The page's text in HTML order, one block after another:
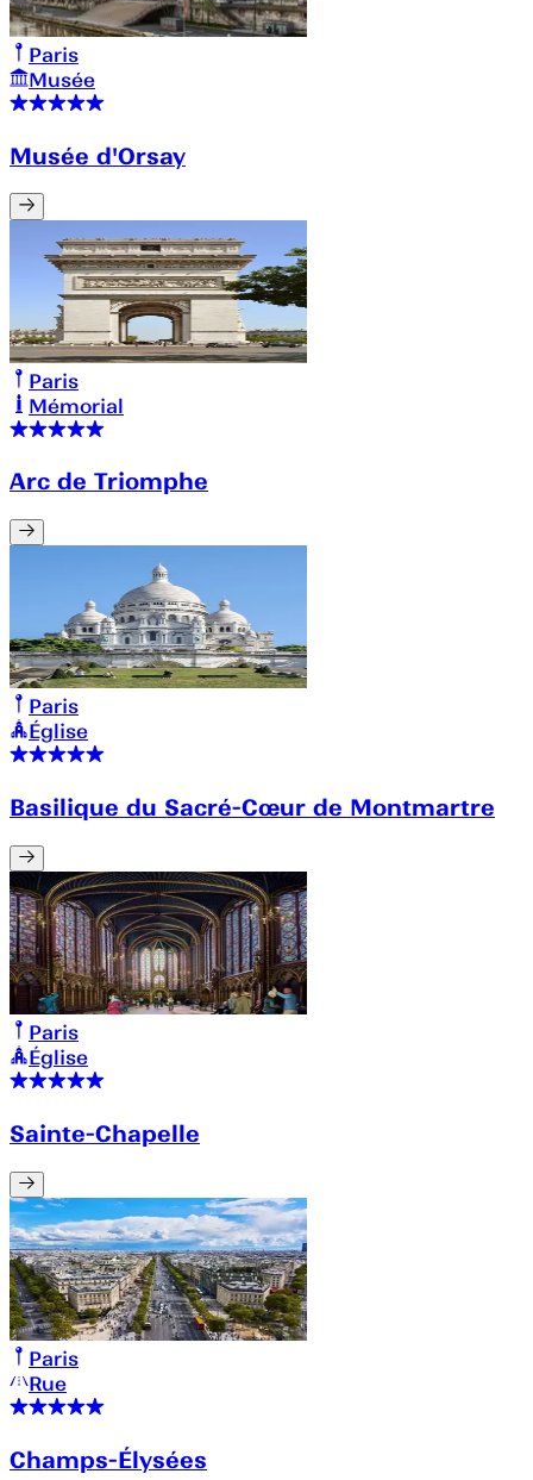
Paris
Musée
Musée d'Orsay
Paris
Mémorial
Arc de Triomphe
Paris
Église
Basilique du Sacré-Cœur de Montmartre
Paris
Église
Sainte-Chapelle
Paris
Rue
Champs-Élysées